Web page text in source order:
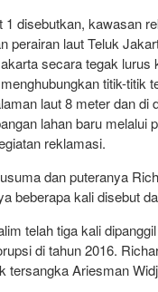
1 disebutkan, kawasan
perairan laut Teluk
secara tegak lurus
titik-titik
laut 8 meter dan di
lahan baru melalui
reklamasi.
dan puteranya
beberapa kali disebut
telah tiga kali
di tahun 2016.
tersangka Ariesman